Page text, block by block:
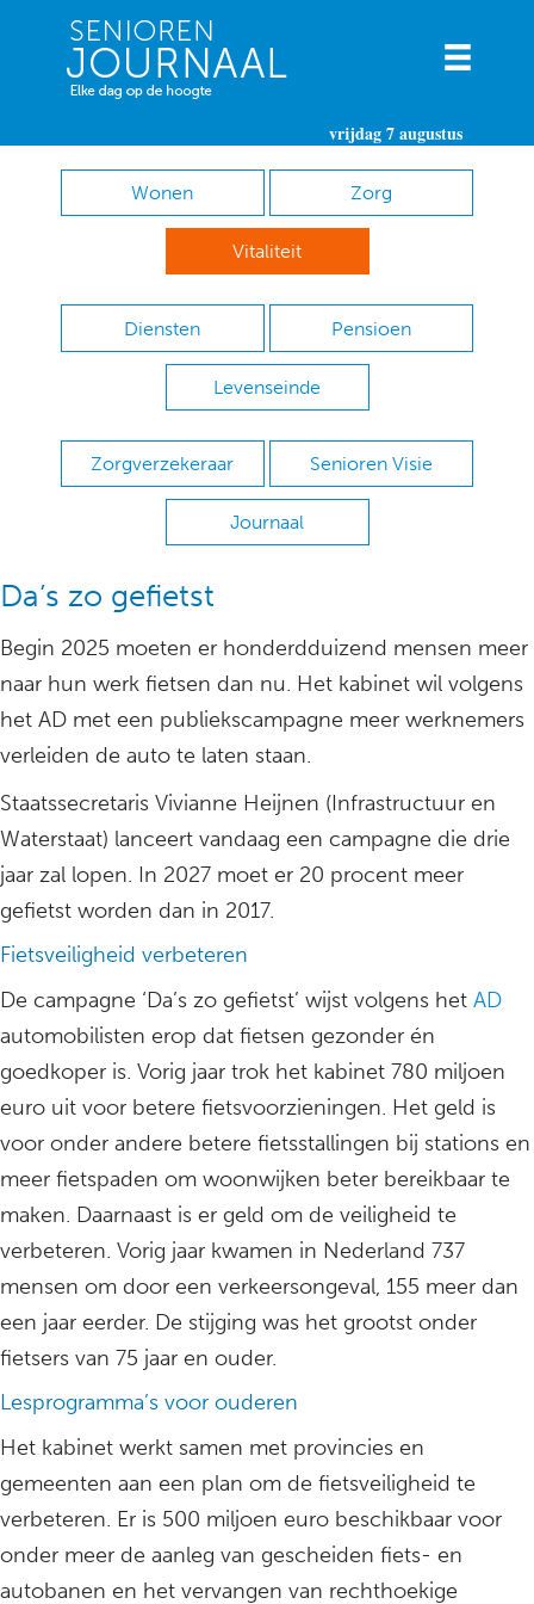
vrijdag 7 augustus
Wonen Zorg
Vitaliteit
Diensten Pensioen
Levenseinde
Zorgverzekeraar Senioren Visie
Journaal
Da’s zo gefietst
Begin 2025 moeten er honderdduizend mensen meer
naar hun werk fietsen dan nu. Het kabinet wil volgens
het AD met een publiekscampagne meer werknemers
verleiden de auto te laten staan.
Staatssecretaris Vivianne Heijnen (Infrastructuur en
Waterstaat) lanceert vandaag een campagne die drie
jaar zal lopen. In 2027 moet er 20 procent meer
gefietst worden dan in 2017.
Fietsveiligheid verbeteren
De campagne ‘Da’s zo gefietst’ wijst volgens het AD
automobilisten erop dat fietsen gezonder én
goedkoper is. Vorig jaar trok het kabinet 780 miljoen
euro uit voor betere fietsvoorzieningen. Het geld is
voor onder andere betere fietsstallingen bij stations en
meer fietspaden om woonwijken beter bereikbaar te
maken. Daarnaast is er geld om de veiligheid te
verbeteren. Vorig jaar kwamen in Nederland 737
mensen om door een verkeersongeval, 155 meer dan
een jaar eerder. De stijging was het grootst onder
fietsers van 75 jaar en ouder.
Lesprogramma’s voor ouderen
Het kabinet werkt samen met provincies en
gemeenten aan een plan om de fietsveiligheid te
verbeteren. Er is 500 miljoen euro beschikbaar voor
onder meer de aanleg van gescheiden fiets- en
autobanen en het vervangen van rechthoekige